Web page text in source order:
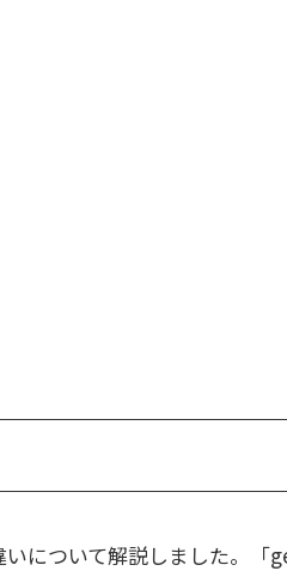
いについて解説しました。「